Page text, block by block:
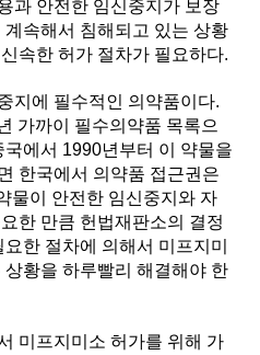
과 안전한 임신중지가 보장
속해서 침해되고 있는 상황
속한 허가 절차가 필요하다.
지에 필수적인 의약품이다.
가까이 필수의약품 목록으
에서 1990년부터 이 약물을
한국에서 의약품 접근권은
물이 안전한 임신중지와 자
한 만큼 헌법재판소의 결정
한 절차에 의해서 미프지미
황을 하루빨리 해결해야 한
미프지미소 허가를 위해 가